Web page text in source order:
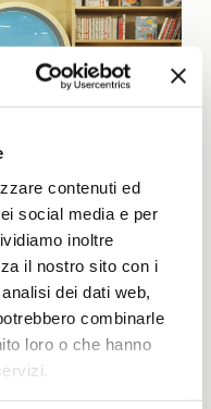
contenuti ed
social media e per
inoltre
il nostro sito con i
dei dati web,
combinarle
loro o che hanno